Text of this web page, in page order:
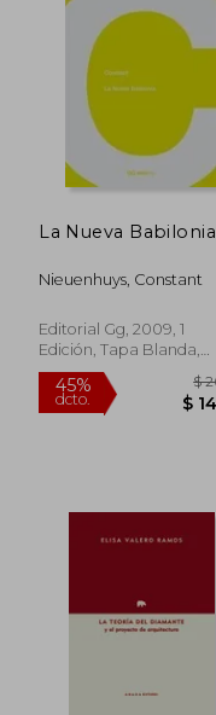
45%
La Nueva Babilonia
Nieuenhuys, Constant
Editorial Gg, 2009, 1
Edición, Tapa Blanda,
Nuevo